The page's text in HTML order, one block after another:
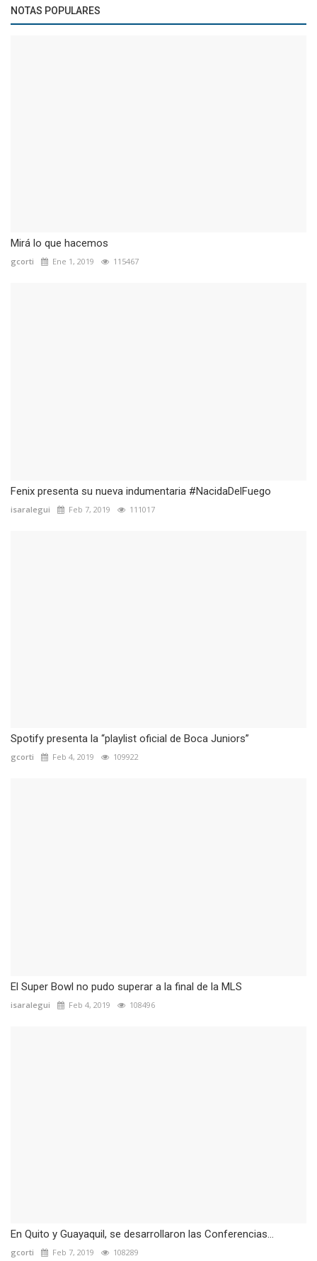
NOTAS POPULARES
Mirá lo que hacemos
gcorti Ene 1, 2019 115467
Fenix presenta su nueva indumentaria #NacidaDelFuego
isaralegui Feb 7, 2019 111017
Spotify presenta la “playlist oficial de Boca Juniors”
gcorti Feb 4, 2019 109922
El Super Bowl no pudo superar a la final de la MLS
isaralegui Feb 4, 2019 108496
En Quito y Guayaquil, se desarrollaron las Conferencias...
gcorti Feb 7, 2019 108289